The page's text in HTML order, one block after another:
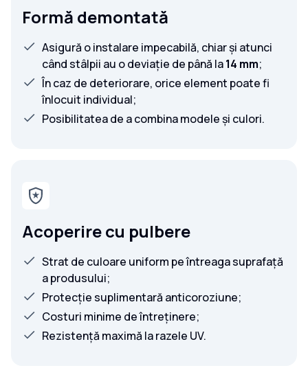
Formă demontată
Asigură o instalare impecabilă, chiar și atunci
când stâlpii au o deviație de până la14 mm;
În caz de deteriorare, orice element poate fi
înlocuit individual;
Posibilitatea de a combina modele și culori.
Acoperire cu pulbere
Strat de culoare uniform pe întreaga suprafață
a produsului;
Protecție suplimentară anticoroziune;
Costuri minime de întreținere;
Rezistență maximă la razele UV.